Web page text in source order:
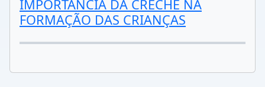
IMPORTÂNCIA DA CRECHE NA
FORMAÇÃO DAS CRIANÇAS